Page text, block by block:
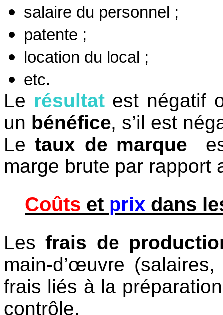
salaire du personnel ;
patente ;
location du local ;
etc.
Le résultat est négatif
un bénéfice, s’il est
Letaux de marque
marge brute par rapport
Coûts et prix dans
Lesfrais de
main-d’œuvre
frais liés à la
contrôle.